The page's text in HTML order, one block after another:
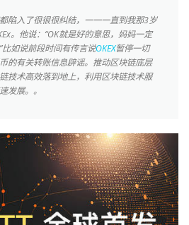
陷入了很很很纠结，一一一直到我那3岁
。他说：“OK就是好的意思，妈妈一定
如说前段时间有传言说OKEX暂停一切
的有关转账信息辟谣。推动区块链底层
技术高效落到地上，利用区块链技术服
发展。。